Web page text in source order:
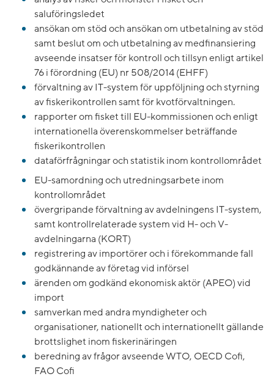
saluföringsledet
ansökan om stöd och ansökan om utbetalning av stöd
samt beslut om och utbetalning av medfinansiering
avseende insatser för kontroll och tillsyn enligt artikel
76 i förordning (EU) nr 508/2014 (EHFF)
förvaltning av IT-system för uppföljning och styrning
av fiskerikontrollen samt för kvotförvaltningen.
rapporter om fisket till EU-kommissionen och enligt
internationella överenskommelser beträffande
fiskerikontrollen
dataförfrågningar och statistik inom kontrollområdet
EU-samordning och utredningsarbete inom
kontrollområdet
övergripande förvaltning av avdelningens IT-system,
samt kontrollrelaterade system vid H- och V-
avdelningarna (KORT)
registrering av importörer och i förekommande fall
godkännande av företag vid införsel
ärenden om godkänd ekonomisk aktör (APEO) vid
import
samverkan med andra myndigheter och
organisationer, nationellt och internationellt gällande
brottslighet inom fiskerinäringen
beredning av frågor avseende WTO, OECD Cofi,
FAO Cofi